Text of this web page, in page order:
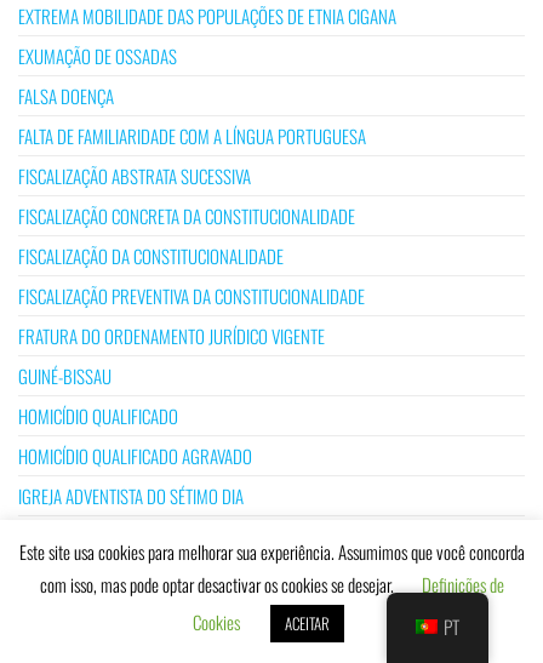
EXTREMA MOBILIDADE DAS POPULAÇÕES DE ETNIA CIGANA
EXUMAÇÃO DE OSSADAS
FALSA DOENÇA
FALTA DE FAMILIARIDADE COM A LÍNGUA PORTUGUESA
FISCALIZAÇÃO ABSTRATA SUCESSIVA
FISCALIZAÇÃO CONCRETA DA CONSTITUCIONALIDADE
FISCALIZAÇÃO DA CONSTITUCIONALIDADE
FISCALIZAÇÃO PREVENTIVA DA CONSTITUCIONALIDADE
FRATURA DO ORDENAMENTO JURÍDICO VIGENTE
GUINÉ-BISSAU
HOMICÍDIO QUALIFICADO
HOMICÍDIO QUALIFICADO AGRAVADO
IGREJA ADVENTISTA DO SÉTIMO DIA
IGUALDADE DE DIREITOS E DEVERES
IGUALDADE DE OPORTUNIDADES
Este site usa cookies para melhorar sua experiência. Assumimos que você concorda
com isso, mas pode optar desactivar os cookies se desejar.
Definições de
Cookies
ACEITAR PT